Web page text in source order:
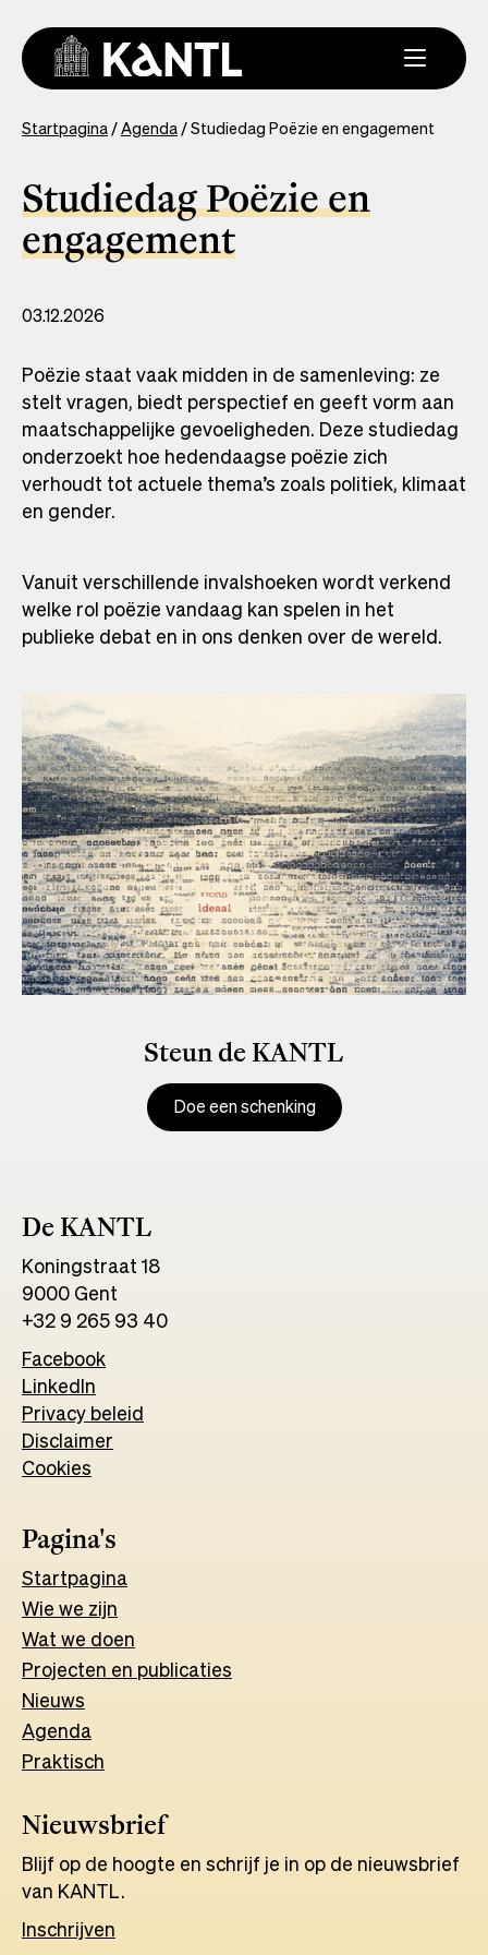
naar
inhoud
You
here
Startpagina Agenda Studiedag Poëzie en engagement
Studiedag Poëzie en
engagement
03.12.2026
Poëzie staat vaak midden in de samenleving: ze
stelt vragen, biedt perspectief en geeft vorm aan
maatschappelijke gevoeligheden. Deze studiedag
onderzoekt hoe hedendaagse poëzie zich
verhoudt tot actuele thema’s zoals politiek, klimaat
en gender.
Vanuit verschillende invalshoeken wordt verkend
welke rol poëzie vandaag kan spelen in het
publieke debat en in ons denken over de wereld.
Steun de KANTL
Doe een schenking
De KANTL
Koningstraat 18
9000 Gent
+32 9 265 93 40
Facebook
a
new
LinkedIn
in
a
Privacy beleid
Disclaimer
Cookies
Pagina's
Startpagina
Wie we zijn
Wat we doen
Projecten en publicaties
Nieuws
Agenda
Praktisch
Nieuwsbrief
Blijf op de hoogte en schrijf je in op de nieuwsbrief
van KANTL.
Inschrijven